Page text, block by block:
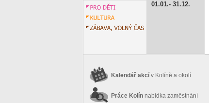
01.01. 31.12.
Kalendář akcí v Kolíně a okolí
Práce Kolín nabídka zaměstnání